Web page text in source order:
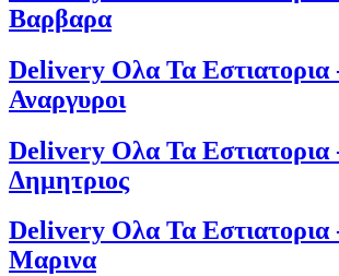
Βαρβαρα
Delivery Ολα Τα Εστιατορια
Αναργυροι
Delivery Ολα Τα Εστιατορια
Δημητριος
Delivery Ολα Τα Εστιατορια
Μαρινα